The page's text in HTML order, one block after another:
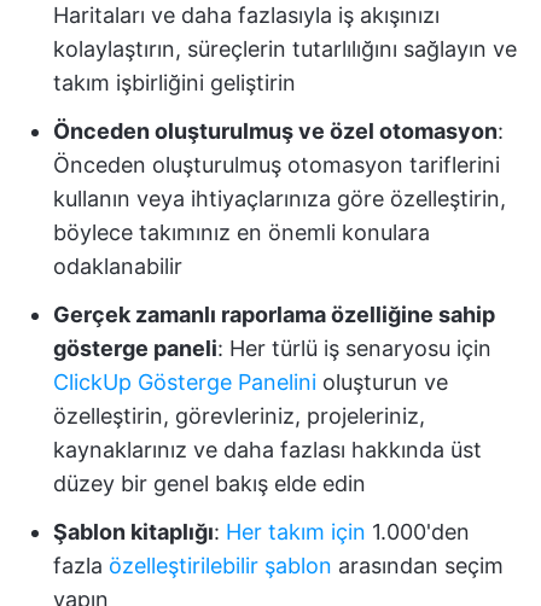
Haritaları ve daha fazlasıyla iş akışınızı
kolaylaştırın, süreçlerin tutarlılığını sağlayın ve
takım işbirliğini geliştirin
Önceden oluşturulmuş ve özel otomasyon:
Önceden oluşturulmuş otomasyon tariflerini
kullanın veya ihtiyaçlarınıza göre özelleştirin,
böylece takımınız en önemli konulara
odaklanabilir
Gerçek zamanlı raporlama özelliğine sahip
gösterge paneli: Her türlü iş senaryosu için
ClickUp Gösterge Panelini oluşturun ve
özelleştirin, görevleriniz, projeleriniz,
kaynaklarınız ve daha fazlası hakkında üst
düzey bir genel bakış elde edin
Şablon kitaplığı: Her takım için 1.000'den
fazla özelleştirilebilir şablon arasından seçim
yapın